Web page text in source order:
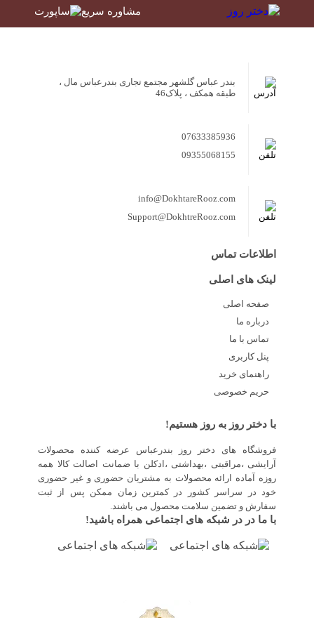
مشاوره سریع
بندر عباس گلشهر مجتمع تجاری بندرعباس مال ،
طبقه همکف ، پلاک46
07633385936
09355068155
info@DokhtareRooz.com
Support@DokhtreRooz.com
اطلاعات تماس
لینک های اصلی
صفحه اصلی
درباره ما
تماس با ما
پنل کاربری
راهنمای خرید
حریم خصوصی
با دختر روز به روز هستیم!
فروشگاه های دختر روز بندرعباس عرضه کننده محصولات
آرایشی ،مراقبتی ،بهداشتی ،ادکلن با ضمانت اصالت کالا همه
روزه آماده ارائه محصولات به مشتریان حضوری و غیر حضوری
خود در سراسر کشور در کمترین زمان ممکن پس از ثبت
سفارش و تضمین سلامت محصول می باشند.
با ما در در شبکه های اجتماعی همراه باشید!